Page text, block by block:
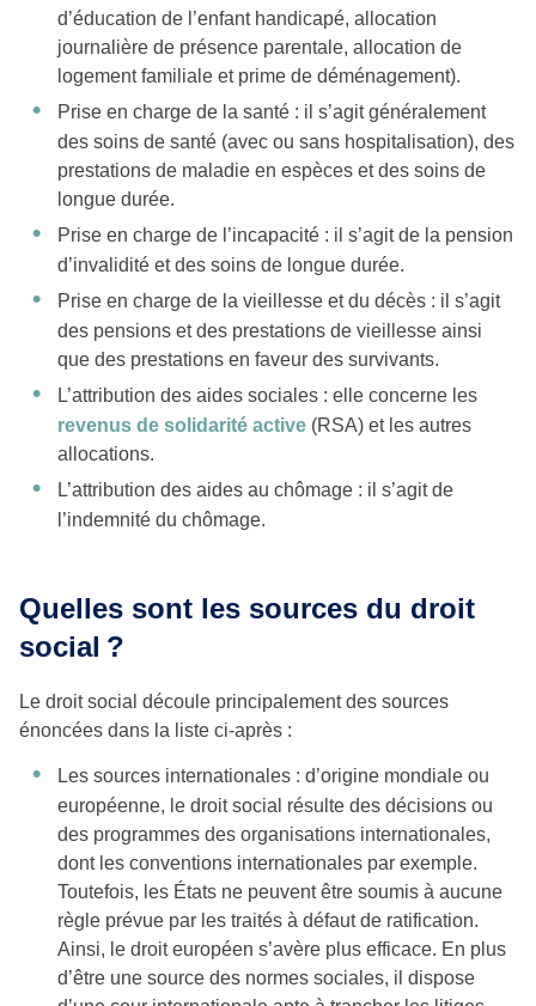
d’éducation de l’enfant handicapé, allocation
journalière de présence parentale, allocation de
logement familiale et prime de déménagement).
Prise en charge de la santé : il s’agit généralement
des soins de santé (avec ou sans hospitalisation), des
prestations de maladie en espèces et des soins de
longue durée.
Prise en charge de l’incapacité : il s’agit de la pension
d’invalidité et des soins de longue durée.
Prise en charge de la vieillesse et du décès : il s’agit
des pensions et des prestations de vieillesse ainsi
que des prestations en faveur des survivants.
L’attribution des aides sociales : elle concerne les
revenus de solidarité active (RSA) et les autres
allocations.
L’attribution des aides au chômage : il s’agit de
l’indemnité du chômage.
Quelles sont les sources du droit
social ?
Le droit social découle principalement des sources
énoncées dans la liste ci-après :
Les sources internationales : d’origine mondiale ou
européenne, le droit social résulte des décisions ou
des programmes des organisations internationales,
dont les conventions internationales par exemple.
Toutefois, les États ne peuvent être soumis à aucune
règle prévue par les traités à défaut de ratification.
Ainsi, le droit européen s’avère plus efficace. En plus
d’être une source des normes sociales, il dispose